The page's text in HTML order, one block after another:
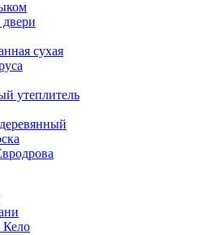
сухая
утеплитель
Кело